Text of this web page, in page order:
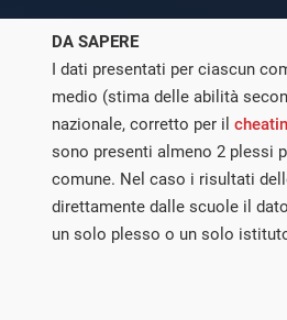
DA SAPERE
I dati presentati per ciascun
medio (stima delle abilità
nazionale, corretto per il
sono presenti almeno 2 plessi
comune. Nel caso i risultati
direttamente dalle scuole il
un solo plesso o un solo